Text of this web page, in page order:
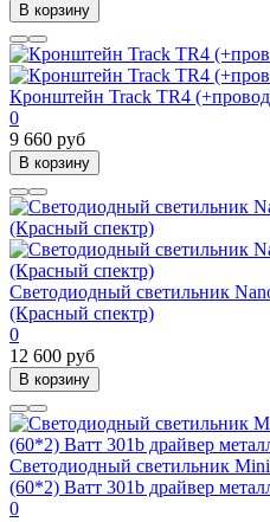
В корзину
Кронштейн Track TR4
0
9 660 руб
В корзину
Светодиодный светильник
(Красный спектр)
0
12 600 руб
В корзину
Светодиодный светильник
(60*2) Ватт 301b драйвер
0